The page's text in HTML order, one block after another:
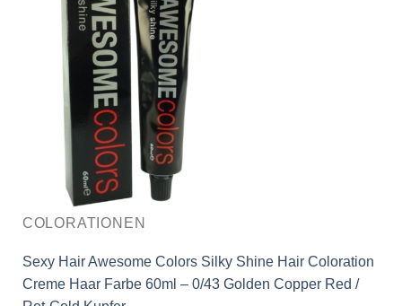
COLORATIONEN
Sexy Hair Awesome Colors Silky Shine Hair Coloration
Creme Haar Farbe 60ml – 0/43 Golden Copper Red /